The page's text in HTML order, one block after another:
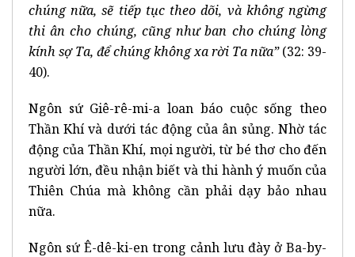
chúng nữa, sẽ tiếp tục theo dõi, và không ngừng
thi ân cho chúng, cũng như ban cho chúng lòng
kính sợ Ta, để chúng không xa rời Ta nữa” (32: 39-
40).
Ngôn sứ Giê-rê-mi-a loan báo cuộc sống theo
Thần Khí và dưới tác động của ân sủng. Nhờ tác
động của Thần Khí, mọi người, từ bé thơ cho đến
người lớn, đều nhận biết và thi hành ý muốn của
Thiên Chúa mà không cần phải dạy bảo nhau
nữa.
Ngôn sứ Ê-dê-ki-en trong cảnh lưu đày ở Ba-by-